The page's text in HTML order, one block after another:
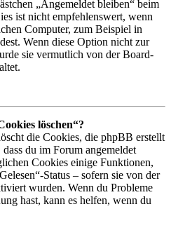
„Angemeldet bleiben“ beim
ist nicht empfehlenswert, wenn
Computer, zum Beispiel in
Wenn diese Option nicht zur
sie vermutlich von der Board-
löschen“?
die Cookies, die phpBB erstellt
du im Forum angemeldet
Cookies einige Funktionen,
Status – sofern sie von der
wurden. Wenn du Probleme
hast, kann es helfen, wenn du